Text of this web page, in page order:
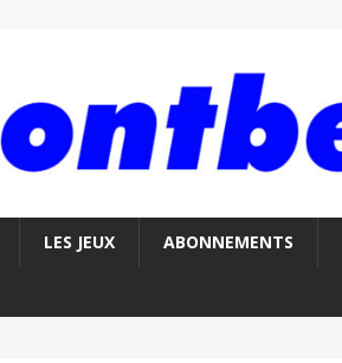
LES JEUX ABONNEMENTS